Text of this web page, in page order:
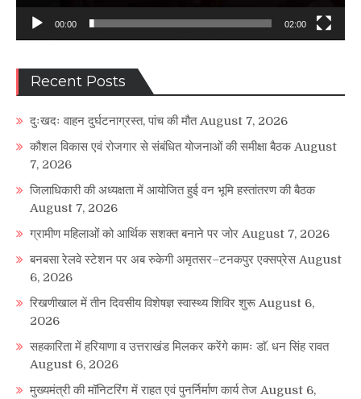
00:00 02:00
Recent Posts
दुःखदः वाहन दुर्घटनाग्रस्त, पांच की मौत August 7, 2026
कौशल विकास एवं रोजगार से संबंधित योजनाओं की समीक्षा बैठक August
7, 2026
जिलाधिकारी की अध्यक्षता में आयोजित हुई वन भूमि हस्तांतरण की बैठक
August 7, 2026
ग्रामीण महिलाओं को आर्थिक सशक्त बनाने पर जोर August 7, 2026
बनबसा रेलवे स्टेशन पर अब रुकेगी अमृतसर–टनकपुर एक्सप्रेस August
6, 2026
रिखणीखाल में तीन दिवसीय विशेषज्ञ स्वास्थ्य शिविर शुरू August 6,
2026
सहकारिता में हरियाणा व उत्तराखंड मिलकर करेंगे कामः डाॅ. धन सिंह रावत
August 6, 2026
मुख्यमंत्री की मॉनिटरिंग में राहत एवं पुनर्निर्माण कार्य तेज August 6,